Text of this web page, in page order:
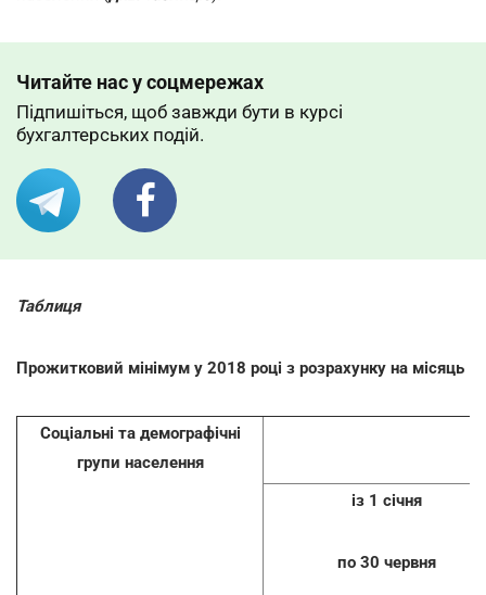
Читайте нас у соцмережах
Підпишіться, щоб завжди бути в курсі
бухгалтерських подій.
Таблиця
Прожитковий мінімум у 2018 році з розрахунку на місяць
Соціальні та демографічні
групи населення
із 1 січня
по 30 червня